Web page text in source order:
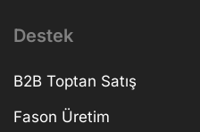
Destek
B2B Toptan Satış
Fason Üretim